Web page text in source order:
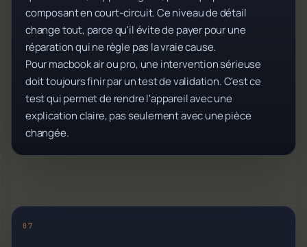
composant en court-circuit. Ce niveau de détail
change tout, parce qu'il évite de payer pour une
réparation qui ne règle pas la vraie cause.
Pour macbook air ou pro, une intervention sérieuse
doit toujours finir par un test de validation. C'est ce
test qui permet de rendre l'appareil avec une
explication claire, pas seulement avec une pièce
changée.